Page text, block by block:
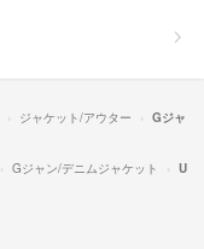
ジャケット/アウター
Gジャ
Gジャン/デニムジャケット
U